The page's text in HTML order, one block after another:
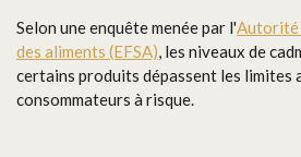
Selon une enquête menée par l'Autorité
des aliments (EFSA), les niveaux de
certains produits dépassent les limites
consommateurs à risque.